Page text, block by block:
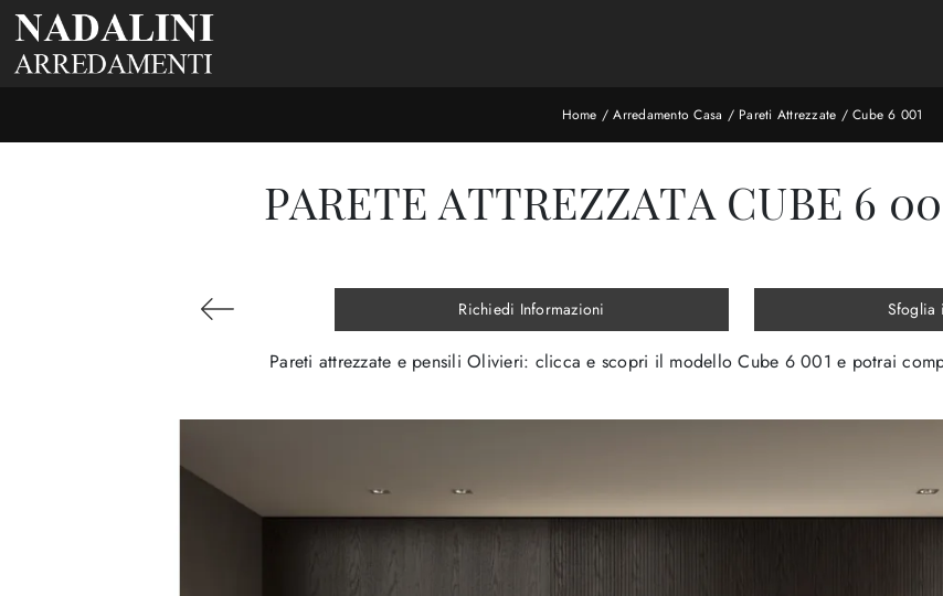
Home /Arredamento Casa / Pareti Attrezzate / Cube 6 001
PARETE ATTREZZATA CUBE 6
Richiedi Informazioni Sfoglia
Pareti attrezzate e pensili Olivieri: clicca e scopri il modello Cube 6 001 e potrai